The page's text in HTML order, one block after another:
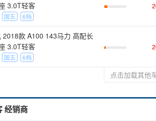
3.0T轻客
国五 6档
2018款 A100 143马力 高配长
3.0T轻客
国五 6档
点击加载其他
经销商